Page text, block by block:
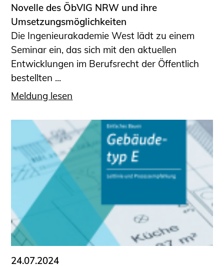
Novelle des ÖbVIG NRW und ihre
Umsetzungsmöglichkeiten
Die Ingenieurakademie West lädt zu einem
Seminar ein, das sich mit den aktuellen
Entwicklungen im Berufsrecht der Öffentlich
bestellten ...
Meldung lesen
24.07.2024